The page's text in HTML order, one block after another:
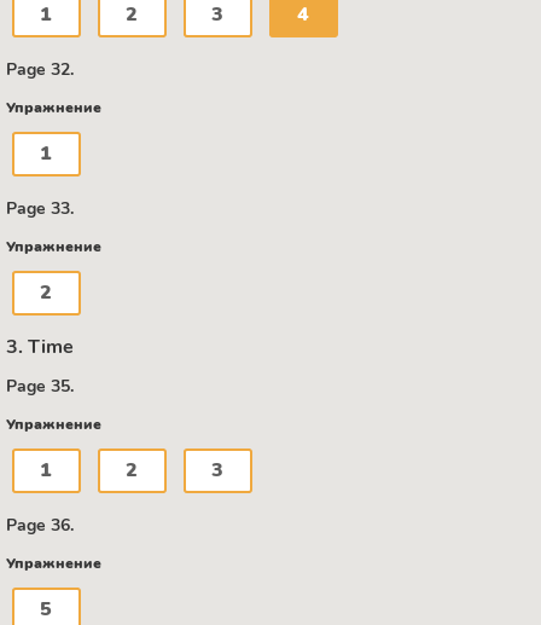
1 2 3 4
Page 32.
Упражнение
1
Page 33.
Упражнение
2
3. Time
Page 35.
Упражнение
1 2 3
Page 36.
Упражнение
5